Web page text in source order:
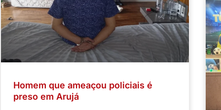
Homem que ameaçou policiais é
preso em Arujá